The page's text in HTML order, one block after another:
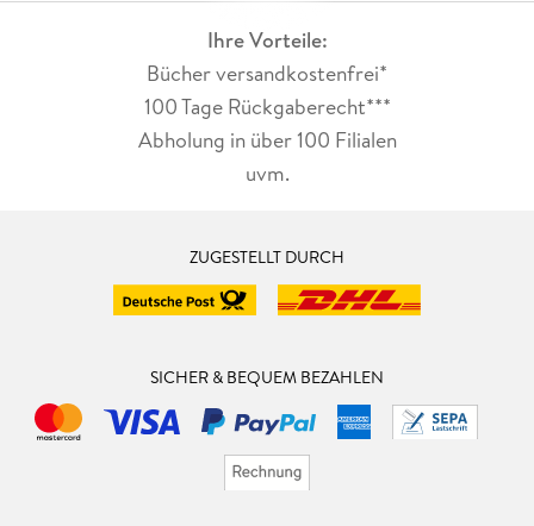
Ihre Vorteile:
Bücher versandkostenfrei*
100 Tage Rückgaberecht***
Abholung in über 100 Filialen
uvm.
ZUGESTELLT DURCH
SICHER & BEQUEM BEZAHLEN